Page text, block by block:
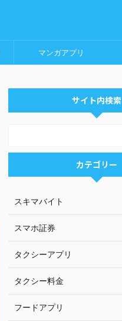
マンガアプリ
サイト内検索
カテゴリー
スキマバイト
スマホ証券
タクシーアプリ
タクシー料金
フードアプリ